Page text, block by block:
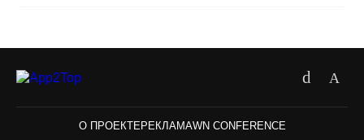
О ПРОЕКТЕРЕКЛАМАWN CONFERENCE